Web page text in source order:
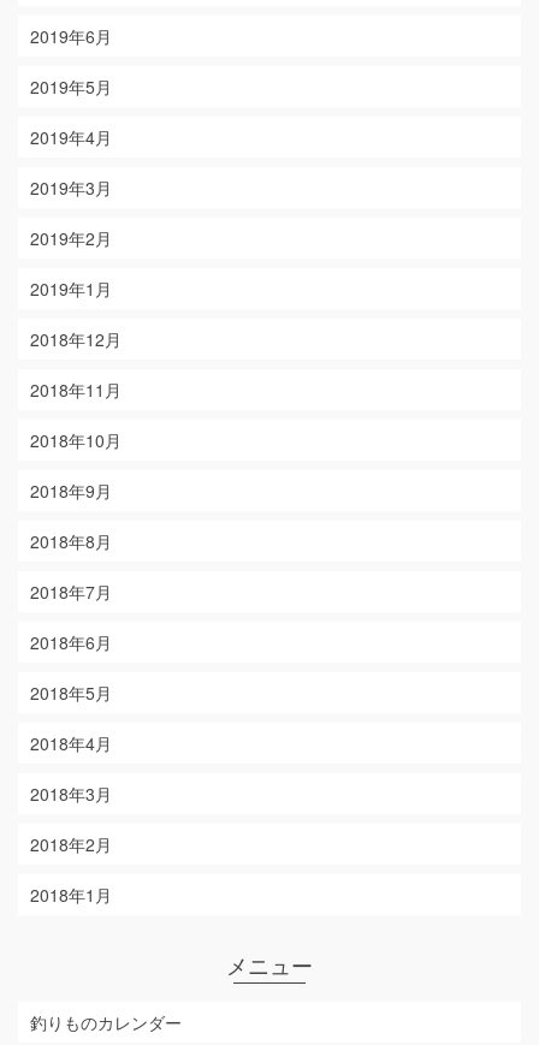
2019年6月
2019年5月
2019年4月
2019年3月
2019年2月
2019年1月
2018年12月
2018年11月
2018年10月
2018年9月
2018年8月
2018年7月
2018年6月
2018年5月
2018年4月
2018年3月
2018年2月
2018年1月
メニュー
釣りものカレンダー